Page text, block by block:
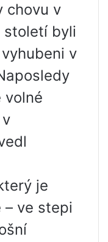
chovu v
století byli
v
volné
je
– ve stepi